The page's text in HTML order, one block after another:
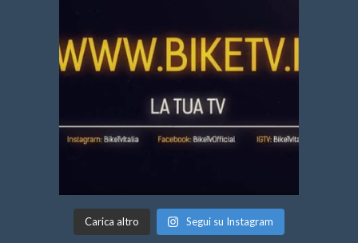
Carica altro Segui su Instagram